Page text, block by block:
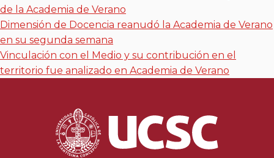
de la Academia de Verano
Dimensión de Docencia reanudó la Academia de Verano
en su segunda semana
Vinculación con el Medio y su contribución en el
territorio fue analizado en Academia de Verano